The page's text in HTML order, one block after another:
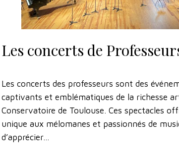
Les concerts de
Les concerts des professeurs sont des
captivants et emblématiques de la richesse
Conservatoire de Toulouse. Ces spectacles
unique aux mélomanes et passionnés de
d’apprécier…